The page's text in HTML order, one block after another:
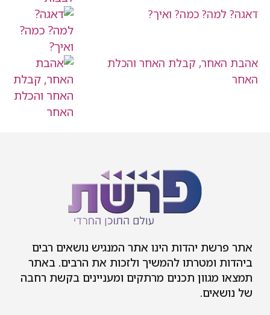
דאגה? למה? כמה? ואיך?
אהבת האחר, קבלת האחר והכלת
האחר
אתר פרשת יהדות הינו אתר המנגיש נושאים רבים
ביהדות ומטרתו להמשיך ולזכות את הרבים. באתר
תמצאו מגוון תכנים מרתקים ומעניינים בקשת רחבה
של נושאים.